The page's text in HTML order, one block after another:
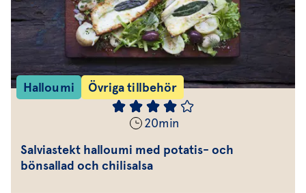
Halloumi Övriga tillbehör
20min
Salviastekt halloumi med potatis- och
bönsallad och chilisalsa